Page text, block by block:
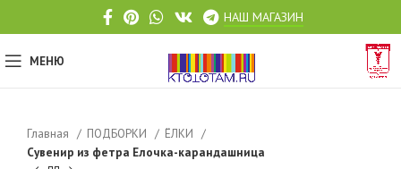
НАШ МАГАЗИН
МЕНЮ
Главная ПОДБОРКИ
ЁЛКИ
Сувенир из фетра Елочка-карандашница